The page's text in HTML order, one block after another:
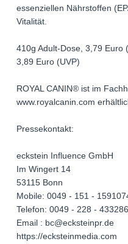
essenziellen Nährstoffen
Vitalität.
410g Adult-Dose, 3,79 Euro
3,89 Euro (UVP)
ROYAL CANIN® ist im
www.royalcanin.com
Pressekontakt:
eckstein Influence GmbH
Im Wingert 14
53115 Bonn
Mobile: 0049 - 151 -
Telefon: 0049 - 228 -
Email : bc@ecksteinpr.de
https://ecksteinmedia.com